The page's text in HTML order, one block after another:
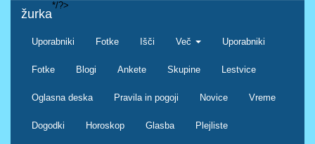
žurka
Uporabniki Fotke Išči Več Uporabniki
Fotke Blogi Ankete Skupine Lestvice
Oglasna deska Pravila in pogoji Novice Vreme
Dogodki Horoskop Glasba Plejliste
*/?>